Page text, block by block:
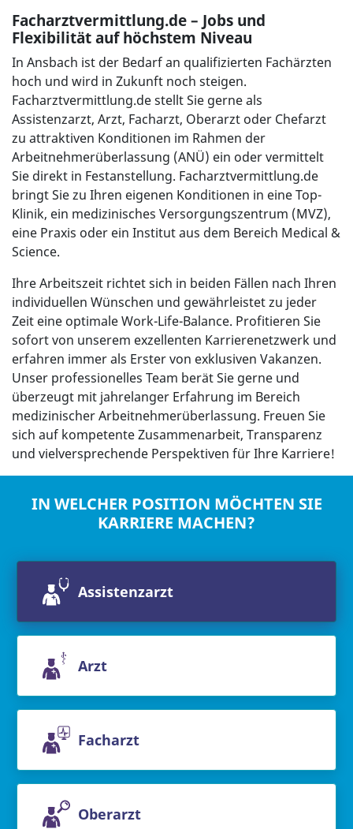
Facharztvermittlung.de – Jobs und
Flexibilität auf höchstem Niveau
In Ansbach ist der Bedarf an qualifizierten Fachärzten
hoch und wird in Zukunft noch steigen.
Facharztvermittlung.de stellt Sie gerne als
Assistenzarzt, Arzt, Facharzt, Oberarzt oder Chefarzt
zu attraktiven Konditionen im Rahmen der
Arbeitnehmerüberlassung (ANÜ) ein oder vermittelt
Sie direkt in Festanstellung. Facharztvermittlung.de
bringt Sie zu Ihren eigenen Konditionen in eine Top-
Klinik, ein medizinisches Versorgungszentrum (MVZ),
eine Praxis oder ein Institut aus dem Bereich Medical &
Science.
Ihre Arbeitszeit richtet sich in beiden Fällen nach Ihren
individuellen Wünschen und gewährleistet zu jeder
Zeit eine optimale Work-Life-Balance. Profitieren Sie
sofort von unserem exzellenten Karrierenetzwerk und
erfahren immer als Erster von exklusiven Vakanzen.
Unser professionelles Team berät Sie gerne und
überzeugt mit jahrelanger Erfahrung im Bereich
medizinischer Arbeitnehmerüberlassung. Freuen Sie
sich auf kompetente Zusammenarbeit, Transparenz
und vielversprechende Perspektiven für Ihre Karriere!
IN WELCHER POSITION MÖCHTEN SIE
KARRIERE MACHEN?
Assistenzarzt
Arzt
Facharzt
Oberarzt